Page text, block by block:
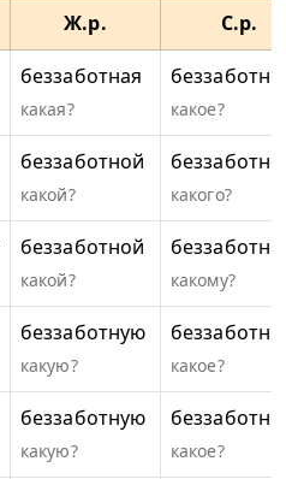
Ж.р.
С.р.
беззаботная
какая? какое?
беззаботной
какой? какого?
беззаботной
какой? какому?
беззаботную
какую? какое?
беззаботную
какую? какое?